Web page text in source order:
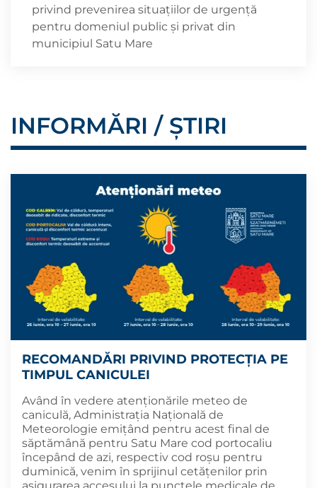
privind prevenirea situaţiilor de urgenţă
pentru domeniul public şi privat din
municipiul Satu Mare
INFORMĂRI / ȘTIRI
RECOMANDĂRI PRIVIND PROTECȚIA PE
TIMPUL CANICULEI
Având în vedere atenționările meteo de
caniculă, Administrația Națională de
Meteorologie emițând pentru acest final de
săptămână pentru Satu Mare cod portocaliu
începând de azi, respectiv cod roșu pentru
duminică, venim în sprijinul cetățenilor prin